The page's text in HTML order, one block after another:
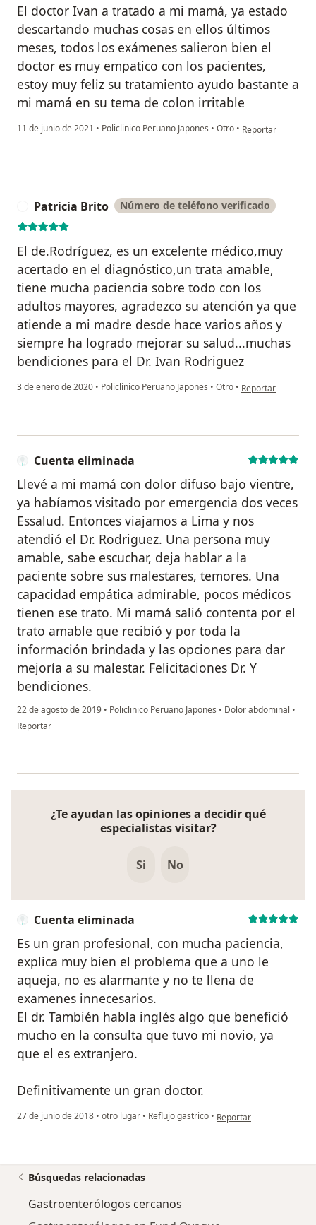
El doctor Ivan a tratado a mi mamá, ya estado
descartando muchas cosas en ellos últimos
meses, todos los exámenes salieron bien el
doctor es muy empatico con los pacientes,
estoy muy feliz su tratamiento ayudo bastante a
mi mamá en su tema de colon irritable
11 de junio de 2021 • Policlinico Peruano Japones • Otro • en opinión del
Reportar
Patricia Brito Número de teléfono verificado
El de.Rodríguez, es un excelente médico,muy
acertado en el diagnóstico,un trata amable,
tiene mucha paciencia sobre todo con los
adultos mayores, agradezco su atención ya que
atiende a mi madre desde hace varios años y
siempre ha logrado mejorar su salud...muchas
bendiciones para el Dr. Ivan Rodriguez
3 de enero de 2020 • Policlinico Peruano Japones • Otro • en opinión del
Reportar
Cuenta eliminada
Llevé a mi mamá con dolor difuso bajo vientre,
ya habíamos visitado por emergencia dos veces
Essalud. Entonces viajamos a Lima y nos
atendió el Dr. Rodriguez. Una persona muy
amable, sabe escuchar, deja hablar a la
paciente sobre sus malestares, temores. Una
capacidad empática admirable, pocos médicos
tienen ese trato. Mi mamá salió contenta por el
trato amable que recibió y por toda la
información brindada y las opciones para dar
mejoría a su malestar. Felicitaciones Dr. Y
bendiciones.
22 de agosto de 2019 • Policlinico Peruano Japones • Dolor abdominal •
en opinión del usuario Cuenta eliminada
Reportar
¿Te ayudan las opiniones a decidir qué
especialistas visitar?
Si No
Cuenta eliminada
Es un gran profesional, con mucha paciencia,
explica muy bien el problema que a uno le
aqueja, no es alarmante y no te llena de
examenes innecesarios.
El dr. También habla inglés algo que benefició
mucho en la consulta que tuvo mi novio, ya
que el es extranjero.
Definitivamente un gran doctor.
27 de junio de 2018 • otro lugar • Reflujo gastrico • en opinión del usuario
Reportar
Búsquedas relacionadas
Gastroenterólogos cercanos